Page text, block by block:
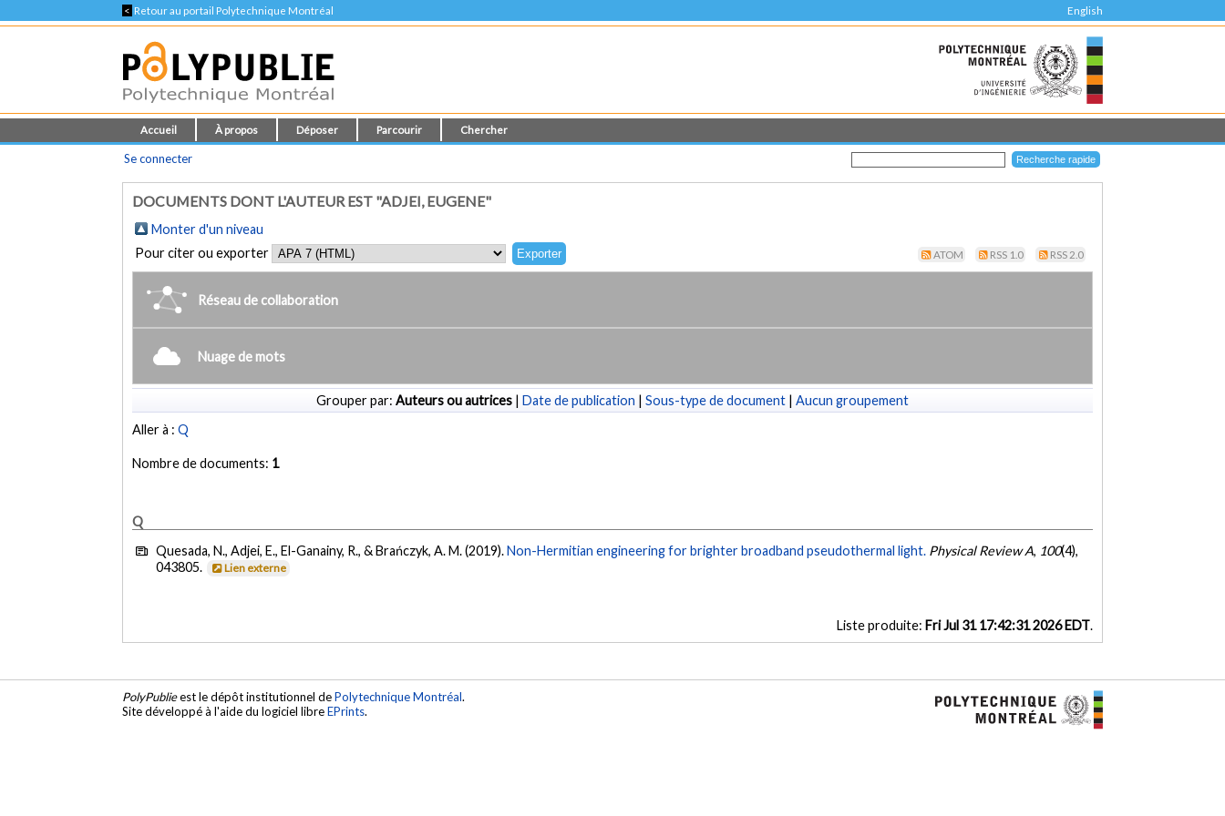
< Retour au portail Polytechnique Montréal English
Accueil À propos Déposer Parcourir Chercher
Se connecter
DOCUMENTS DONT L'AUTEUR EST "ADJEI, EUGENE"
Monter d'un niveau
Pour citer ou exporter
ATOM RSS 1.0 RSS 2.0
Réseau de collaboration
Nuage de mots
Grouper par: Auteurs ou autrices | Date de publication | Sous-type de document | Aucun groupement
Aller à :Q
Nombre de documents: 1
Q
Quesada, N., Adjei, E., El-Ganainy, R., & Brańczyk, A. M. (2019).Non-Hermitian engineering for brighter broadband pseudothermal light. Physical Review A, 100(4),
043805.
Lien externe
Liste produite: Fri Jul 31 17:42:31 2026 EDT.
PolyPublieest le dépôt institutionnel dePolytechnique Montréal.
Site développé à l'aide du logiciel libreEPrints.